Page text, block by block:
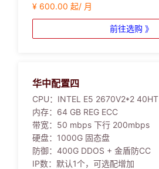
¥ 600.00 起/ 月
前往选购 》
华中配置四
CPU： INTEL E5 2670V2*2 40HT
内存： 64 GB REG ECC
带宽： 50 mbps 下行 200mbps
硬盘： 1000G 固态盘
防御： 400G DDOS + 金盾防CC
IP数： 默认1个，可选配增加